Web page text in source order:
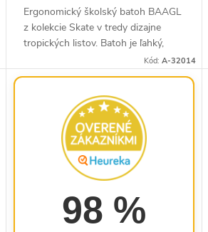
Ergonomický školský batoh BAAGL
z kolekcie Skate v tredy dizajne
tropických listov. Batoh je ľahký,
priestranný, praktický, vodeodolný a
štýlový. Vhodný od tretej triedy...
Kód: A-32014
98 %